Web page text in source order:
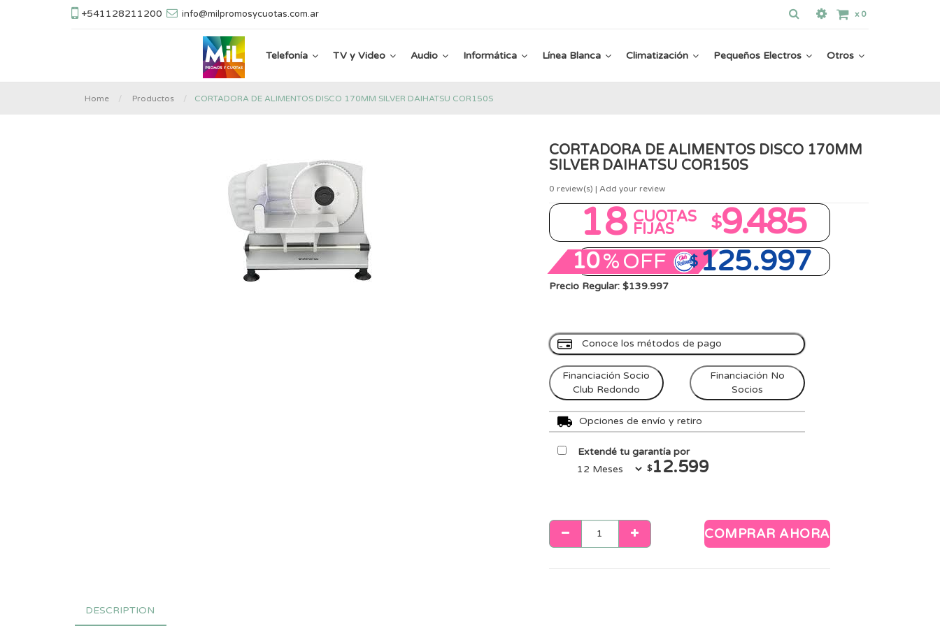
+541128211200 info@milpromosycuotas.com.ar x 0
Telefonía TV y Video Audio Informática Línea Blanca Climatización Pequeños Electros Otros
Home Productos CORTADORA DE ALIMENTOS DISCO 170MM SILVER DAIHATSU COR150S
CORTADORA DE ALIMENTOS DISCO 170MM
SILVER DAIHATSU COR150S
0 review(s) | Add your review
18 CUOTAS
FIJAS $9.485
10%OFF $125.997
Precio Regular: $139.997
Conoce los métodos de pago
Financiación Socio
Club Redondo
Financiación No
Socios
Opciones de envío y retiro
Extendé tu garantía por
$12.599
COMPRAR AHORA
DESCRIPTION